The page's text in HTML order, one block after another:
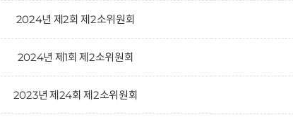
2024년 제2회 제2소위원회
2024년 제1회 제2소위원회
2023년 제24회 제2소위원회